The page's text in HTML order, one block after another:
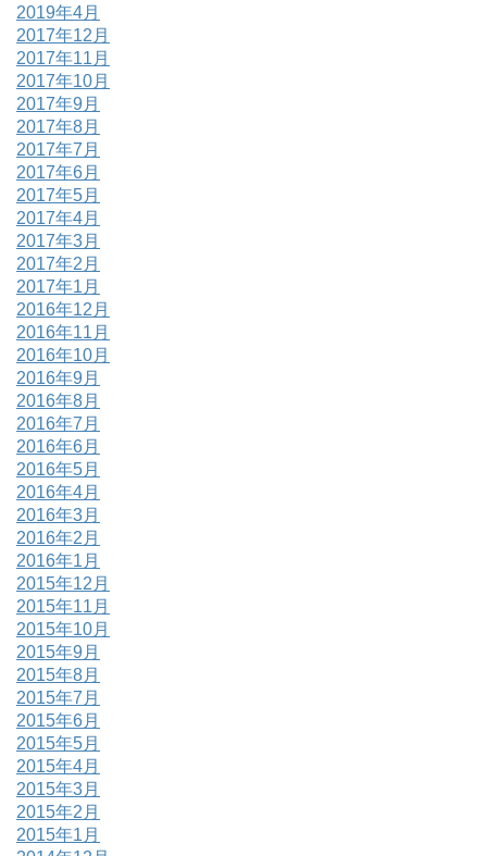
2019年4月
2017年12月
2017年11月
2017年10月
2017年9月
2017年8月
2017年7月
2017年6月
2017年5月
2017年4月
2017年3月
2017年2月
2017年1月
2016年12月
2016年11月
2016年10月
2016年9月
2016年8月
2016年7月
2016年6月
2016年5月
2016年4月
2016年3月
2016年2月
2016年1月
2015年12月
2015年11月
2015年10月
2015年9月
2015年8月
2015年7月
2015年6月
2015年5月
2015年4月
2015年3月
2015年2月
2015年1月